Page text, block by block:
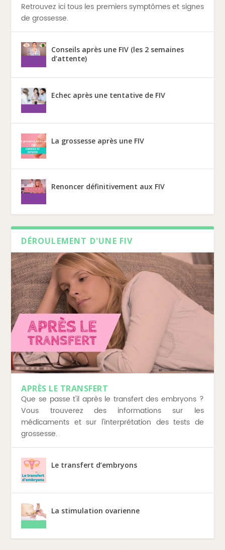
Retrouvez ici tous les premiers symptômes et signes
de grossesse.
Conseils après une FIV (les 2 semaines
d’attente)
Echec après une tentative de FIV
La grossesse après une FIV
Renoncer définitivement aux FIV
DÉROULEMENT D'UNE FIV
APRÈS LE TRANSFERT
Que se passe t'il après le transfert des embryons ?
Vous trouverez des informations sur les
médicaments et sur l'interprétation des tests de
grossesse.
Le transfert d’embryons
La stimulation ovarienne